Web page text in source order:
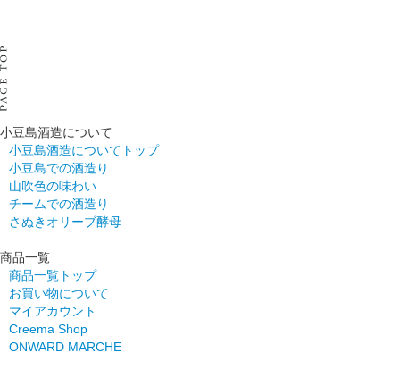
小豆島酒造について
小豆島酒造についてトップ
小豆島での酒造り
山吹色の味わい
チームでの酒造り
さぬきオリーブ酵母
商品一覧
商品一覧トップ
お買い物について
マイアカウント
Creema Shop
ONWARD MARCHE